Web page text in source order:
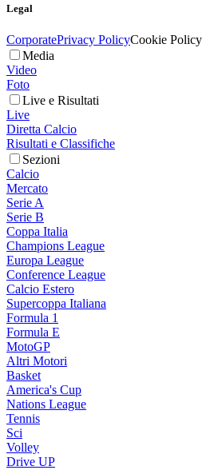
Legal
CorporatePrivacy PolicyCookie Policy
Media
Video
Foto
Live e Risultati
Live
Diretta Calcio
Risultati e Classifiche
Sezioni
Calcio
Mercato
Serie A
Serie B
Coppa Italia
Champions League
Europa League
Conference League
Calcio Estero
Supercoppa Italiana
Formula 1
Formula E
MotoGP
Altri Motori
Basket
America's Cup
Nations League
Tennis
Sci
Volley
Drive UP